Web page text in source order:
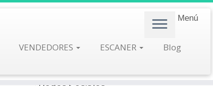
Menú
VENDEDORES ESCANER
Blog